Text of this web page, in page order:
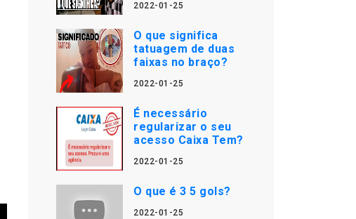
2022-01-25
O que significa
tatuagem de duas
faixas no braço?
2022-01-25
É necessário
regularizar o seu
acesso Caixa Tem?
2022-01-25
O que é 3 5 gols?
2022-01-25